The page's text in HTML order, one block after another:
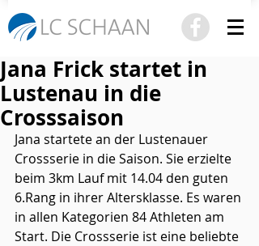
Jana Frick startet in
Lustenau in die
Crosssaison
Jana startete an der Lustenauer
Crossserie in die Saison. Sie erzielte
beim 3km Lauf mit 14.04 den guten
6.Rang in ihrer Altersklasse. Es waren
in allen Kategorien 84 Athleten am
Start. Die Crossserie ist eine beliebte